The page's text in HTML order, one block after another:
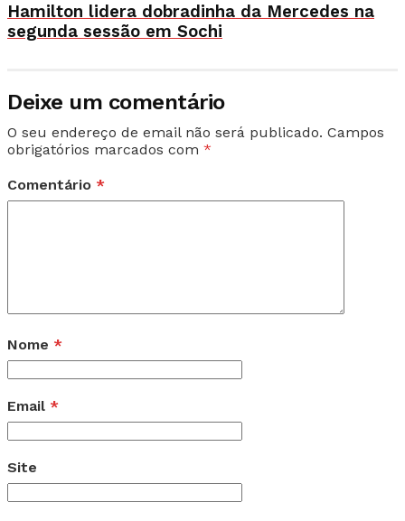
Hamilton lidera dobradinha da Mercedes na
segunda sessão em Sochi
Deixe um comentário
O seu endereço de email não será publicado. Campos
obrigatórios marcados com *
Comentário *
Nome *
Email *
Site